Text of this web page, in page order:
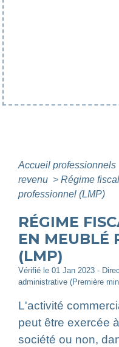
Accueil professionnels
revenu > Régime
professionnel (LMP)
RÉGIME
EN MEUBLÉ
(LMP)
Vérifié le 01 Jan 2023 -
administrative (Première
L'activité
peut être exercée
société ou non,